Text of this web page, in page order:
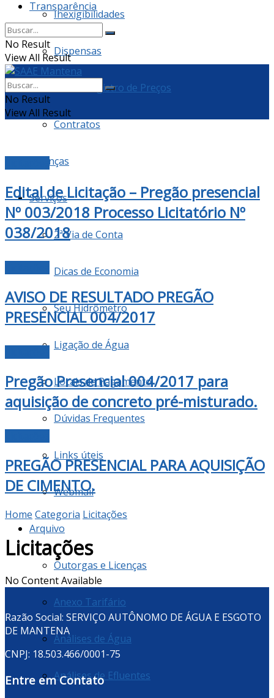
Inexigibilidades
Dispensas
Ata de Registro de Preços
Contratos
Finanças
Serviços
2ª Via de Conta
Dicas de Economia
Seu Hidrômetro
Ligação de Água
Locais de Pagamento
Dúvidas Frequentes
Links úteis
Webmail
Arquivo
Outorgas e Licenças
Anexo Tarifário
Análises de Água
Análises de Efluentes
Transparência
No Result
View All Result
No Result
View All Result
Edital de Licitação – Pregão presencial
Nº 003/2018 Processo Licitatório Nº
038/2018
AVISO DE RESULTADO PREGÃO
PRESENCIAL 004/2017
Pregão Presencial 004/2017 para
aquisição de concreto pré-misturado.
PREGÃO PRESENCIAL PARA AQUISIÇÃO
DE CIMENTO.
Home Categoria Licitações
Licitações
No Content Available
Razão Social: SERVIÇO AUTÔNOMO DE ÁGUA E ESGOTO
DE MANTENA
CNPJ: 18.503.466/0001-75
Entre em Contato